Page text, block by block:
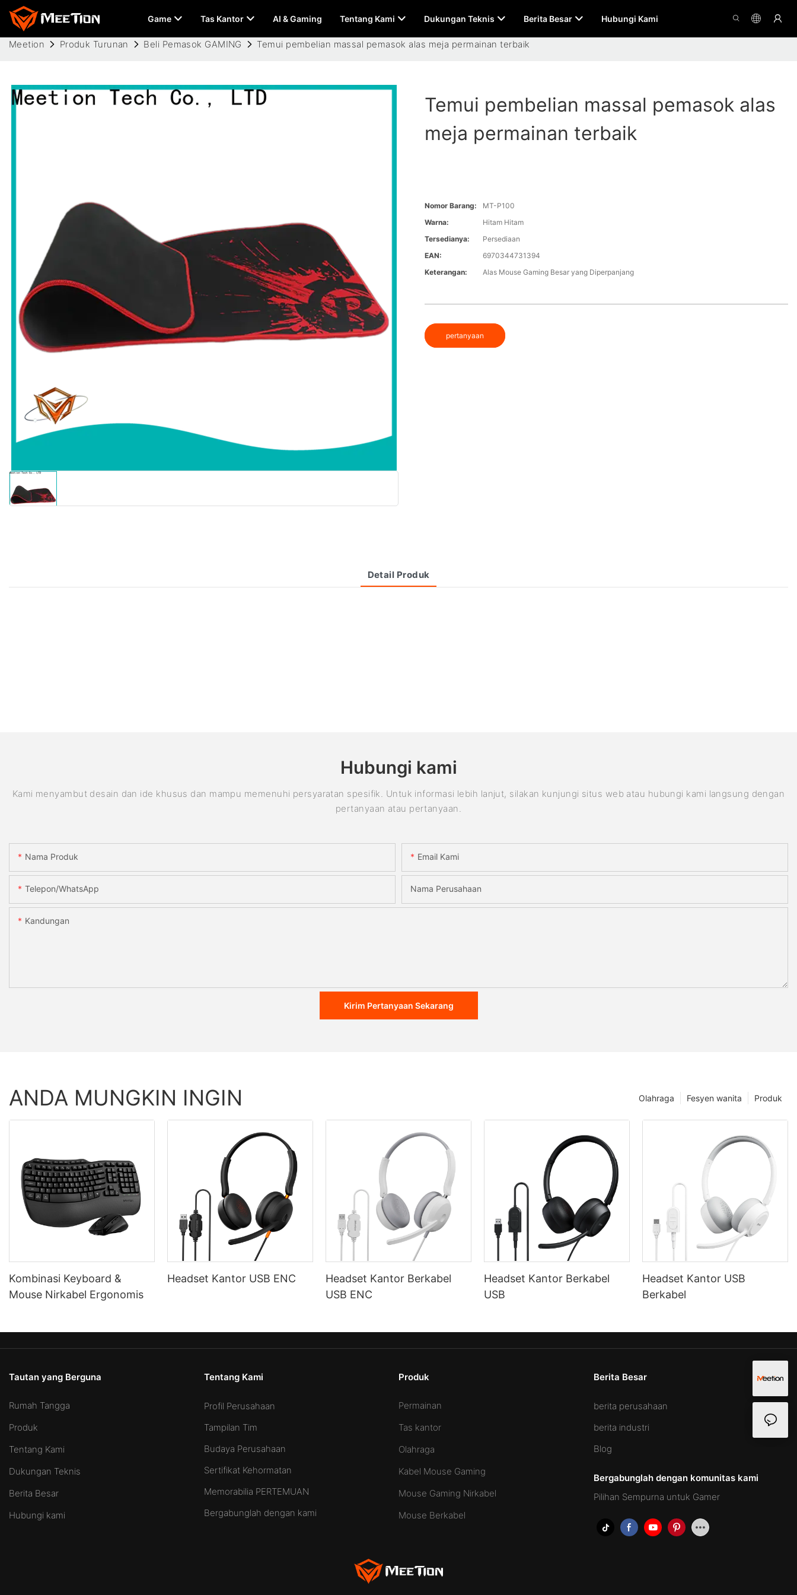
Game Tas Kantor AI & Gaming Tentang Kami Dukungan Teknis Berita Besar Hubungi Kami
Meetion Produk Turunan Beli Pemasok GAMING Temui pembelian massal pemasok alas meja permainan terbaik
Temui pembelian massal pemasok alas
meja permainan terbaik
Nomor Barang:
MT-P100
Warna:
Hitam Hitam
Tersedianya:
Persediaan
EAN:
6970344731394
Keterangan:
Alas Mouse Gaming Besar yang Diperpanjang
pertanyaan
Detail Produk
Hubungi kami
Kami menyambut desain dan ide khusus dan mampu memenuhi persyaratan spesifik. Untuk informasi lebih lanjut, silakan kunjungi situs web atau hubungi kami langsung dengan
pertanyaan atau pertanyaan.
Nama Produk Email Kami
Telepon/WhatsApp Nama Perusahaan
Kandungan
Kirim Pertanyaan Sekarang
ANDA MUNGKIN INGIN Produk
Fesyen wanita
Olahraga
Kombinasi Keyboard &
Mouse Nirkabel Ergonomis
Headset Kantor USB ENC
Headset Kantor Berkabel
USB ENC
Headset Kantor Berkabel
USB
Headset Kantor USB
Berkabel
Tautan yang Berguna
Rumah Tangga
Produk
Tentang Kami
Dukungan Teknis
Berita Besar
Hubungi kami
Tentang Kami
Profil Perusahaan
Tampilan Tim
Budaya Perusahaan
Sertifikat Kehormatan
Memorabilia PERTEMUAN
Bergabunglah dengan kami
Produk
Permainan
Tas kantor
Olahraga
Kabel Mouse Gaming
Mouse Gaming Nirkabel
Mouse Berkabel
Berita Besar
berita perusahaan
berita industri
Blog
Bergabunglah dengan komunitas kami
Pilihan Sempurna untuk Gamer